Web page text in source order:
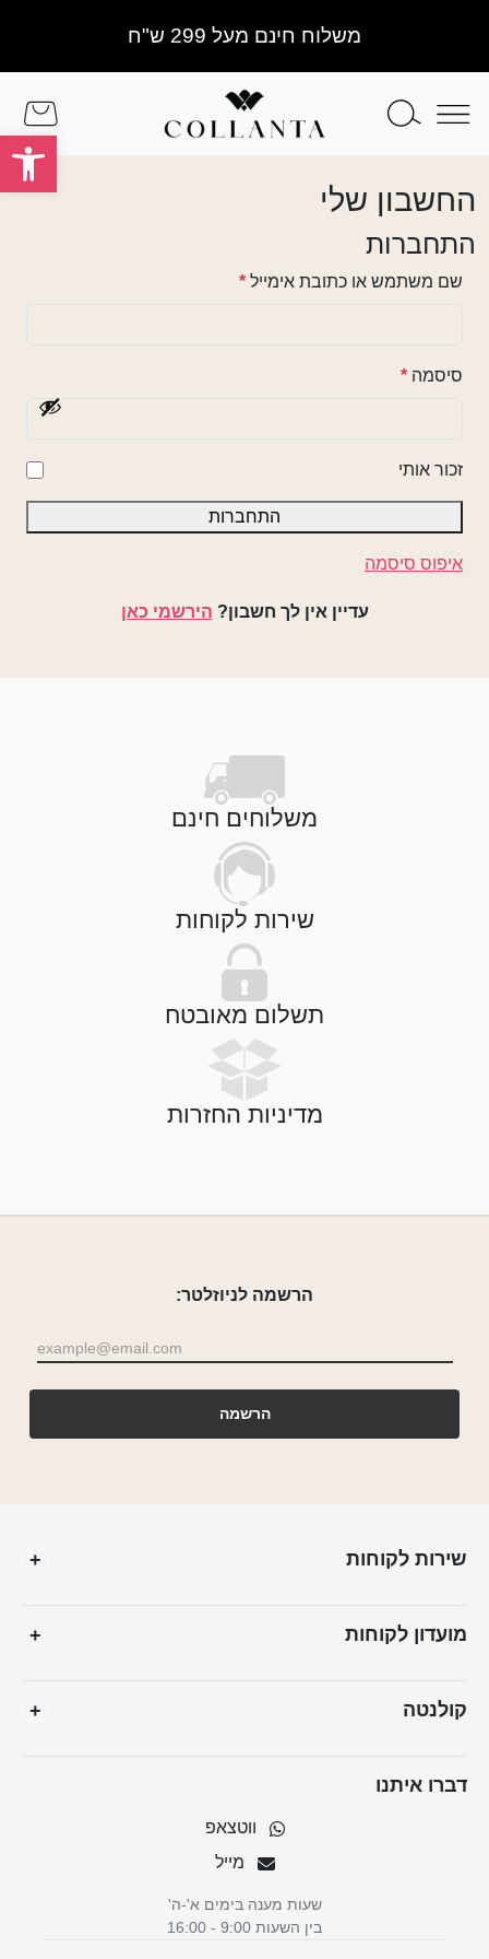
משלוח חינם מעל 299 ש"ח
Menu
Search
Cart
החשבון שלי
התחברות
שם משתמש או כתובת אימייל *ח
סיסמה *ח
זכור אותי
התחברות
איפוס סיסמה
עדיין אין לך חשבון? הירשמי כאן
משלוחים חינם
שירות לקוחות
תשלום מאובטח
מדיניות החזרות
הרשמה לניוזלטר:
+ שירות לקוחות
+ מועדון לקוחות
+ קולנטה
דברו איתנו
ווטצאפ
מייל
שעות מענה בימים א'-ה'
בין השעות 9:00 - 16:00